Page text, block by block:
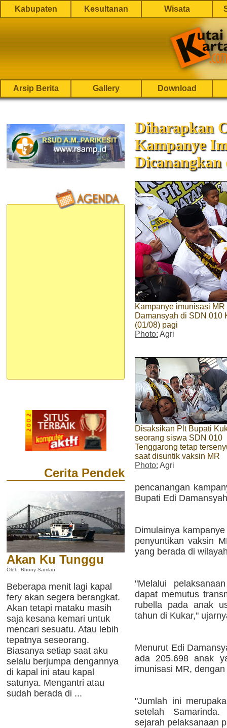
Kabupaten Kesultanan Wisata
Arsip Berita Gallery Download
Cerita Pendek
Akan Ku Tunggu
Oleh: Rhony Samlan
Beberapa menit lagi kapal
fery akan segera berangkat.
Akan tetapi mataku masih
saja kesana kemari untuk
mencari sesuatu. Atau lebih
tepatnya seseorang.
Biasanya setiap saat aku
selalu berjumpa dengannya
di kapal ini atau kapal
satunya. Mengantri atau
sudah berada di ...
Diharapkan
Kampanye
Kampanye imunisasi
Damansyah di SDN 010
(01/08) pagi
Photo: Agri
Disaksikan Plt Bupati
seorang siswa SDN 010
Tenggarong tetap
saat disuntik vaksin MR
Photo: Agri
pencanangan
Bupati Edi
Dimulainya
penyuntikan vaksin
yang berada di
"Melalui
dapat memutus
rubella pada anak
tahun di Kukar,"
Menurut Edi
ada 205.698 anak
imunisasi MR,
"Jumlah ini
setelah
sejarah pelaksanaan